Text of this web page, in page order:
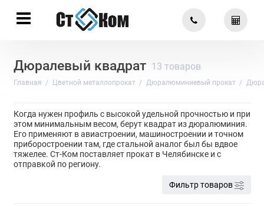
Дюралевый квадрат 13 товаров
Главная Цветной металлопрокат Дюралюминиевый прокат
Когда нужен профиль с высокой удельной прочностью и при
этом минимальным весом, берут квадрат из дюралюминия.
Его применяют в авиастроении, машиностроении и точном
приборостроении там, где стальной аналог был бы вдвое
тяжелее. Ст-Ком поставляет прокат в Челябинске и с
отправкой по региону.
Фильтр товаров